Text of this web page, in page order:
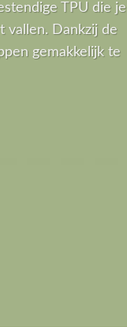
TPU die je
vallen. Dankzij de
gemakkelijk te